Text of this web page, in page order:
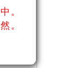
。
。